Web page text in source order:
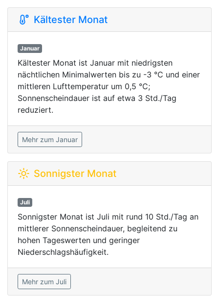
Kältester Monat
Januar
Kältester Monat ist Januar mit niedrigsten
nächtlichen Minimalwerten bis zu -3 °C und einer
mittleren Lufttemperatur um 0,5 °C;
Sonnenscheindauer ist auf etwa 3 Std./Tag
reduziert.
Mehr zum Januar
Sonnigster Monat
Juli
Sonnigster Monat ist Juli mit rund 10 Std./Tag an
mittlerer Sonnenscheindauer, begleitend zu
hohen Tageswerten und geringer
Niederschlagshäufigkeit.
Mehr zum Juli